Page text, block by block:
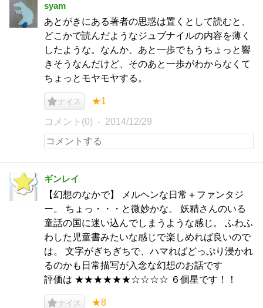
syam
あとがきにある著者の思惑は置くとして読むと、
どこかで読んだようなジュブナイルの内容を薄く
したような。なんか、あと一歩でもうちょっと響
きそうなんだけど、そのあと一歩がわからなくて
ちょっとモヤモヤする。
ナイス ★1
コメント(0) 2014/12/29
ギンレイ
【幻想のなかで】 メルヘンな日常＋ファンタジ
ー。 ちょっ・・・と微妙かな。 妖精さんのいる
童話の国に迷い込んでしまうような感じ。 ふわふ
わした児童書みたいな感じで楽しめれば良いので
は。 文字がぎちぎちで、ハマればどっぷり浸かれ
るのかも日常描写が入念な幻想のお話です
評価は ★★★★★★☆☆☆☆ ６個星です！！
ナイス ★8